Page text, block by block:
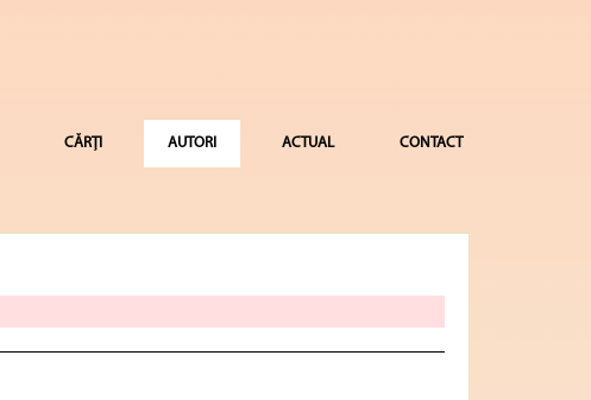
CĂRȚI AUTORI ACTUAL CONTACT